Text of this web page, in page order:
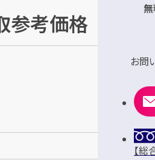
参考価格
お問
【